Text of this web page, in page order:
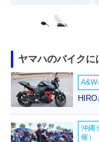
2020年 TRICITY 3
00
ヤマハのバイク
沖縄
催）